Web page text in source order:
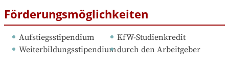
Förderungsmöglichkeiten
Aufstiegsstipendium
KfW-Studienkredit
Weiterbildungsstipendiumdurch den Arbeitgeber